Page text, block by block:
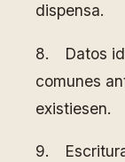
dispensa.
8. Datos
comunes
existiesen.
9.